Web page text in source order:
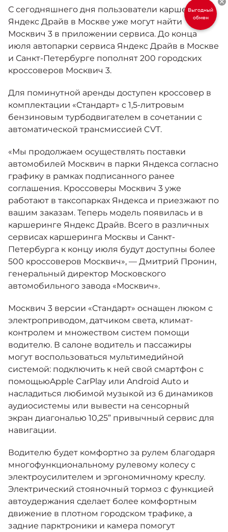
Яркий динамичный седан
от 2 237 000 ₽*
Москвич 3 с ручным
Кроссовер, создающий равные
возможности
от 2 069 000 ₽*
Москвич 8
Практичный семиместный
кроссовер
от 3 125 000 ₽*
Кредитные программы
Спецпредложения
Калькулятор трейд-ин
Моторное масло
СЕРВИСНЫЕ АКЦИИ
АКСЕССУАРЫ
КОНТАКТЫ
С сегодняшнего дня пользователи каршеринга
Яндекс Драйв в Москве уже могут найти
Москвич 3 в приложении сервиса. До конца
июля автопарки сервиса Яндекс Драйв в Москве
и Санкт-Петербурге пополнят 200 городских
кроссоверов Москвич 3.
Для поминутной аренды доступен кроссовер в
комплектации «Стандарт» с 1,5-литровым
бензиновым турбодвигателем в сочетании с
автоматической трансмиссией CVT.
«Мы продолжаем осуществлять поставки
автомобилей Москвич в парки Яндекса согласно
графику в рамках подписанного ранее
соглашения. Кроссоверы Москвич 3 уже
работают в таксопарках Яндекса и приезжают по
вашим заказам. Теперь модель появилась и в
каршеринге Яндекс Драйв. Всего в различных
сервисах каршеринга Москвы и Санкт-
Петербурга к концу июля будут доступны более
500 кроссоверов Москвич», — Дмитрий Пронин,
генеральный директор Московского
автомобильного завода «Москвич».
Москвич 3 версии «Стандарт» оснащен люком с
электроприводом, датчиком света, климат-
контролем и множеством систем помощи
водителю. В салоне водитель и пассажиры
могут воспользоваться мультимедийной
системой: подключить к ней свой смартфон с
помощьюApple CarPlay или Android Auto и
насладиться любимой музыкой из 6 динамиков
аудиосистемы или вывести на сенсорный
экран диагональю 10,25” привычный сервис для
навигации.
Водителю будет комфортно за рулем благодаря
многофункциональному рулевому колесу с
электроусилителем и эргономичному креслу.
Электрический стояночный тормоз с функцией
автоудержания сделает более комфортным
движение в плотном городском трафике, а
задние парктроники и камера помогут
Выгодный
обмен